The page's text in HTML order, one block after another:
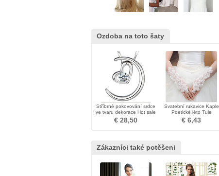
Ozdoba na toto šaty
Stříbrné pokovování srdce
ve tvaru dekorace Hot sale
náhrdelník přívěsek
€ 28,50
Svatební rukavice Kaple
Poetické léto Tule
€ 6,43
Zákazníci také potěšeni